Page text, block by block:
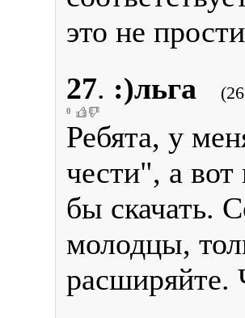
это не
27. :)льга
0
Ребята, у
чести", а вот
бы скачать.
молодцы,
расширяйте.